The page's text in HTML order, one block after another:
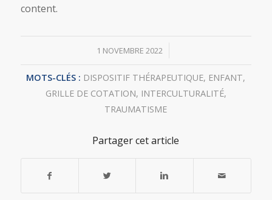
content.
1 NOVEMBRE 2022
/
MOTS-CLÉS : DISPOSITIF THÉRAPEUTIQUE, ENFANT,
GRILLE DE COTATION, INTERCULTURALITÉ,
TRAUMATISME
Partager cet article